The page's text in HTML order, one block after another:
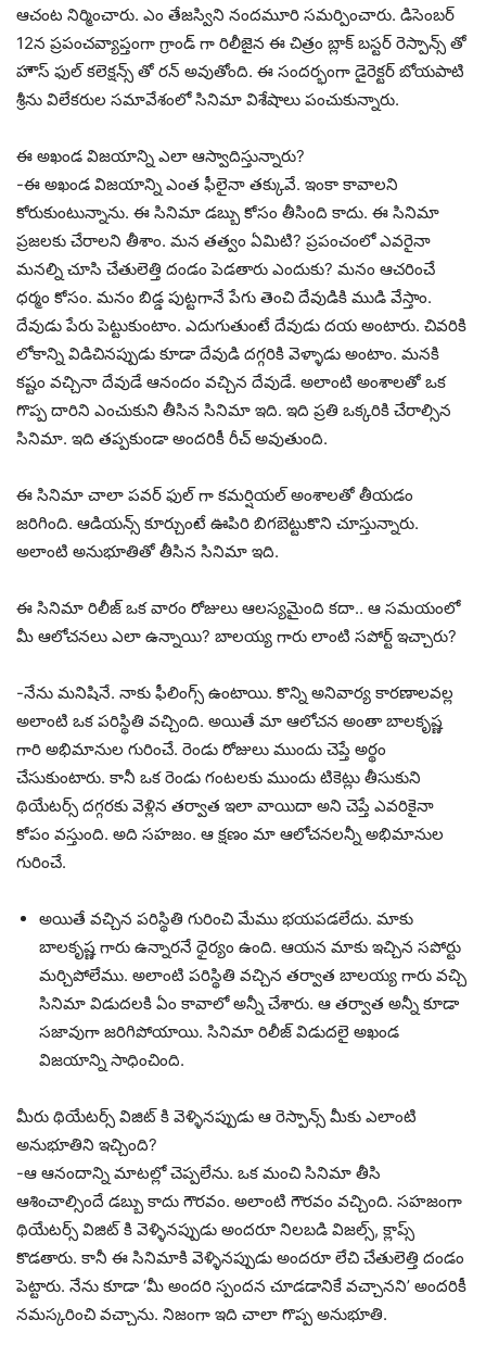
ఆచంట నిర్మించారు. ఎం తేజస్విని నందమూరి సమర్పించారు. డిసెంబర్
12న ప్రపంచవ్యాప్తంగా గ్రాండ్ గా రిలీజైన ఈ చిత్రం బ్లాక్ బస్టర్ రెస్పాన్స్ తో
హౌస్ ఫుల్ కలెక్షన్స్ తో రన్ అవుతోంది. ఈ సందర్భంగా డైరెక్టర్ బోయపాటి
శ్రీను విలేకరుల సమావేశంలో సినిమా విశేషాలు పంచుకున్నారు.
ఈ అఖండ విజయాన్ని ఎలా ఆస్వాదిస్తున్నారు?
-ఈ అఖండ విజయాన్ని ఎంత ఫీలైనా తక్కువే. ఇంకా కావాలని
కోరుకుంటున్నాను. ఈ సినిమా డబ్బు కోసం తీసింది కాదు. ఈ సినిమా
ప్రజలకు చేరాలని తీశాం. మన తత్వం ఏమిటి? ప్రపంచంలో ఎవరైనా
మనల్ని చూసి చేతులెత్తి దండం పెడతారు ఎందుకు? మనం ఆచరించే
ధర్మం కోసం. మనం బిడ్డ పుట్టగానే పేగు తెంచి దేవుడికి ముడి వేస్తాం.
దేవుడు పేరు పెట్టుకుంటాం. ఎదుగుతుంటే దేవుడు దయ అంటారు. చివరికి
లోకాన్ని విడిచినప్పుడు కూడా దేవుడి దగ్గరికి వెళ్ళాడు అంటాం. మనకి
కష్టం వచ్చినా దేవుడే ఆనందం వచ్చిన దేవుడే. అలాంటి అంశాలతో ఒక
గొప్ప దారిని ఎంచుకుని తీసిన సినిమా ఇది. ఇది ప్రతి ఒక్కరికి చేరాల్సిన
సినిమా. ఇది తప్పకుండా అందరికీ రీచ్ అవుతుంది.
ఈ సినిమా చాలా పవర్ ఫుల్ గా కమర్షియల్ అంశాలతో తీయడం
జరిగింది. ఆడియన్స్ కూర్చుంటే ఊపిరి బిగబెట్టుకొని చూస్తున్నారు.
అలాంటి అనుభూతితో తీసిన సినిమా ఇది.
ఈ సినిమా రిలీజ్ ఒక వారం రోజులు ఆలస్యమైంది కదా.. ఆ సమయంలో
మీ ఆలోచనలు ఎలా ఉన్నాయి? బాలయ్య గారు లాంటి సపోర్ట్ ఇచ్చారు?
-నేను మనిషినే. నాకు ఫీలింగ్స్ ఉంటాయి. కొన్ని అనివార్య కారణాలవల్ల
అలాంటి ఒక పరిస్థితి వచ్చింది. అయితే మా ఆలోచన అంతా బాలకృష్ణ
గారి అభిమానుల గురించే. రెండు రోజులు ముందు చెప్తే అర్థం
చేసుకుంటారు. కానీ ఒక రెండు గంటలకు ముందు టికెట్లు తీసుకుని
థియేటర్స్ దగ్గరకు వెళ్లిన తర్వాత ఇలా వాయిదా అని చెప్తే ఎవరికైనా
కోపం వస్తుంది. అది సహజం. ఆ క్షణం మా ఆలోచనలన్నీ అభిమానుల
గురించే.
అయితే వచ్చిన పరిస్థితి గురించి మేము భయపడలేదు. మాకు
బాలకృష్ణ గారు ఉన్నారనే ధైర్యం ఉంది. ఆయన మాకు ఇచ్చిన సపోర్టు
మర్చిపోలేము. అలాంటి పరిస్థితి వచ్చిన తర్వాత బాలయ్య గారు వచ్చి
సినిమా విడుదలకి ఏం కావాలో అన్నీ చేశారు. ఆ తర్వాత అన్నీ కూడా
సజావుగా జరిగిపోయాయి. సినిమా రిలీజ్ విడుదలై అఖండ
విజయాన్ని సాధించింది.
మీరు థియేటర్స్ విజిట్ కి వెళ్ళినప్పుడు ఆ రెస్పాన్స్ మీకు ఎలాంటి
అనుభూతిని ఇచ్చింది?
-ఆ ఆనందాన్ని మాటల్లో చెప్పలేను. ఒక మంచి సినిమా తీసి
ఆశించాల్సిందే డబ్బు కాదు గౌరవం. అలాంటి గౌరవం వచ్చింది. సహజంగా
థియేటర్స్ విజిట్ కి వెళ్ళినప్పుడు అందరూ నిలబడి విజల్స్, క్లాప్స్
కొడతారు. కానీ ఈ సినిమాకి వెళ్ళినప్పుడు అందరూ లేచి చేతులెత్తి దండం
పెట్టారు. నేను కూడా ‘మీ అందరి స్పందన చూడడానికే వచ్చానని’ అందరికీ
నమస్కరించి వచ్చాను. నిజంగా ఇది చాలా గొప్ప అనుభూతి.